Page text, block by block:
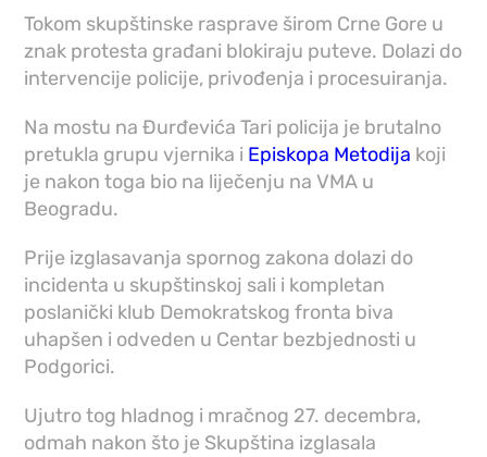
Tokom skupštinske rasprave širom Crne Gore u
znak protesta građani blokiraju puteve. Dolazi do
intervencije policije, privođenja i procesuiranja.
Na mostu na Đurđevića Tari policija je brutalno
pretukla grupu vjernika i Episkopa Metodija koji
je nakon toga bio na liječenju na VMA u
Beogradu.
Prije izglasavanja spornog zakona dolazi do
incidenta u skupštinskoj sali i kompletan
poslanički klub Demokratskog fronta biva
uhapšen i odveden u Centar bezbjednosti u
Podgorici.
Ujutro tog hladnog i mračnog 27. decembra,
odmah nakon što je Skupština izglasala